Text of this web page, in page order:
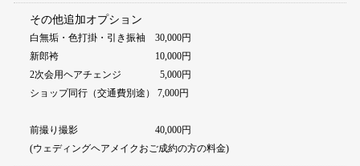
その他追加オプション
白無垢・色打掛・引き振袖 30,000円
新郎袴 10,000円
2次会用ヘアチェンジ 5,000円
ショップ同行（交通費別途） 7,000円
前撮り撮影 40,000円
(ウェディングヘアメイクおご成約の方の料金)